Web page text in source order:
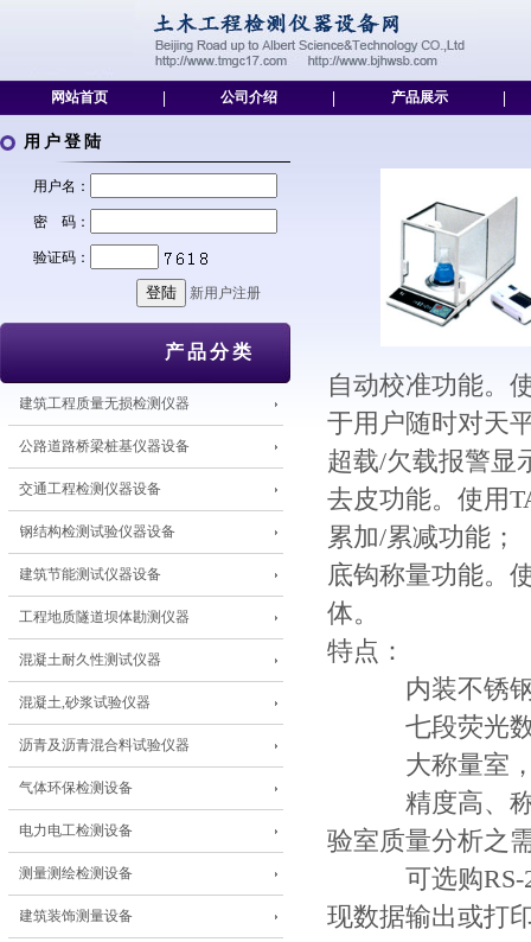
网站首页 公司介绍 产品展示
用户登陆
用户名：
密 码：
验证码：
新用户注册
产品分类
建筑工程质量无损检测仪器
公路道路桥梁桩基仪器设备
交通工程检测仪器设备
钢结构检测试验仪器设备
建筑节能测试仪器设备
工程地质隧道坝体勘测仪器
混凝土耐久性测试仪器
混凝土,砂浆试验仪器
沥青及沥青混合料试验仪器
气体环保检测设备
电力电工检测设备
测量测绘检测设备
建筑装饰测量设备
自动校准功能。
于用户随时对天
超载/欠载报警显
去皮功能。使用
累加/累减功能；
底钩称量功能。
体。
特点：
内装不锈钢
七段荧光数
大称量室，三
精度高、称量
验室质量分析之
可选购RS-
现数据输出或打